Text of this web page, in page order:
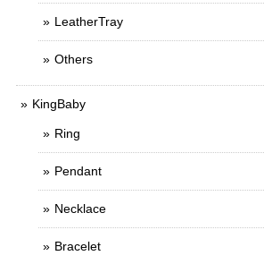
LeatherTray
Others
KingBaby
Ring
Pendant
Necklace
Bracelet